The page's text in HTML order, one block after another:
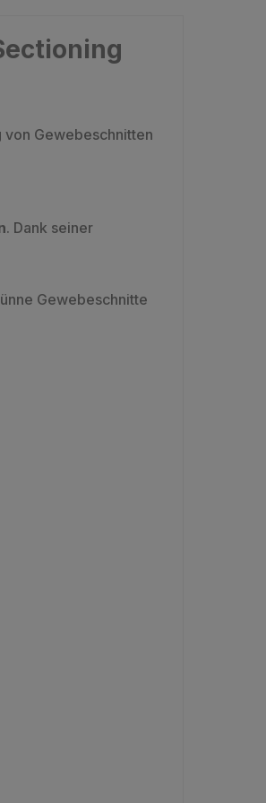
Gewebeschnitten
. Dank seiner
Gewebeschnitte